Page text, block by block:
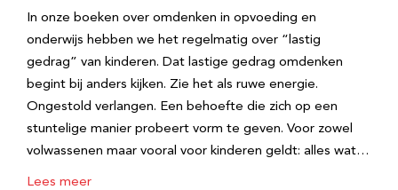
In onze boeken over omdenken in opvoeding en
onderwijs hebben we het regelmatig over “lastig
gedrag” van kinderen. Dat lastige gedrag omdenken
begint bij anders kijken. Zie het als ruwe energie.
Ongestold verlangen. Een behoefte die zich op een
stuntelige manier probeert vorm te geven. Voor zowel
volwassenen maar vooral voor kinderen geldt: alles wat…
Lees meer